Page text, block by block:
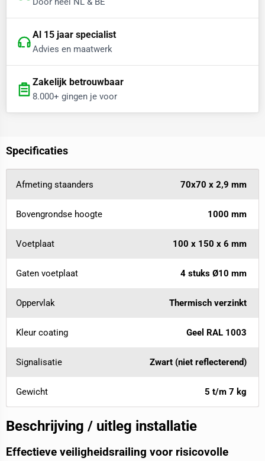
Al 15 jaar specialist
Advies en maatwerk
Zakelijk betrouwbaar
8.000+ gingen je voor
Specificaties
Afmeting staanders 70x70 x 2,9 mm
Bovengrondse hoogte 1000 mm
Voetplaat 100 x 150 x 6 mm
Gaten voetplaat 4 stuks Ø10 mm
Oppervlak Thermisch verzinkt
Kleur coating Geel RAL 1003
Signalisatie Zwart (niet reflecterend)
Gewicht 5 t/m 7 kg
Beschrijving / uitleg installatie
Effectieve veiligheidsrailing voor risicovolle